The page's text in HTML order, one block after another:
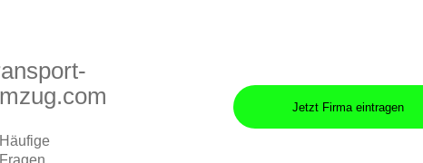
Häufige
Fragen
Jetzt Firma eintragen